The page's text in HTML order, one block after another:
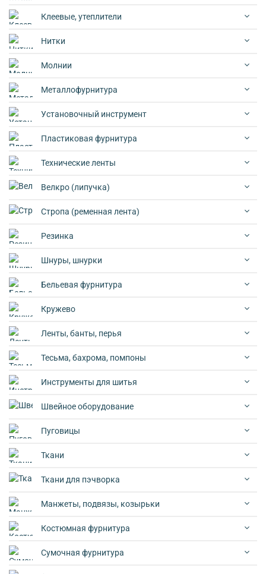
Клеевые, утеплители
Нитки
Молнии
Металлофурнитура
Установочный инструмент
Пластиковая фурнитура
Технические ленты
Велкро (липучка)
Стропа (ременная лента)
Резинка
Шнуры, шнурки
Бельевая фурнитура
Кружево
Ленты, банты, перья
Тесьма, бахрома, помпоны
Инструменты для шитья
Швейное оборудование
Пуговицы
Ткани
Ткани для пэчворка
Манжеты, подвязы, козырьки
Костюмная фурнитура
Сумочная фурнитура